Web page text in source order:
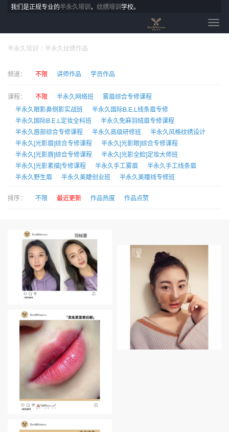
我们是正规专业的半永久培训， 纹绣培训学校。
半永久培训 半永久纹绣作品
频道： 不限 讲师作品 学员作品
课程： 不限 半永久网络班
雾眉综合专修课程
半永久眼影鼻侧影实战班
半永久国际B.E.L线条眉专修
半永久国际B.E.L定妆全科班
半永久免麻羽绒眉专修课程
半永久唇部综合专修课程
半永久高级研修班
半永久风格纹绣设计
半永久[光影眉]综合专修课程
半永久[光影眼]综合专修课程
半永久[光影唇]综合专修课程
半永久[光影全脸]定妆大师班
半永久[光影素描]专修课程
半永久手工雾眉
半永久手工线条眉
半永久野生眉
半永久美睫创业班 半永久美瞳线专修班
排序： 不限 最近更新 作品热度 作品点赞